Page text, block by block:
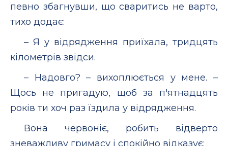
певно збагнувши, що сваритись не варто,
тихо додає:
– Я у відрядження приїхала, тридцять
кілометрів звідси.
– Надовго? – вихоплюється у мене. –
Щось не пригадую, щоб за п'ятнадцять
років ти хоч раз їздила у відрядження.
Вона червоніє, робить відверто
зневажливу гримасу і спокійно відказує: